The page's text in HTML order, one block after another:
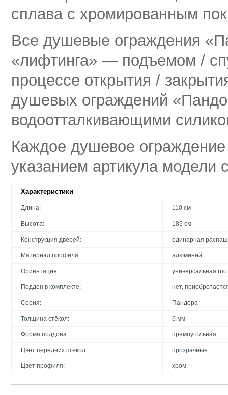
сплава с хромированным
Все душевые ограждения
«лифтинга» — подъемом /
процессе открытия /
душевых ограждений
водоотталкивающими
Каждое душевое
указанием артикула модели
Характеристики
Длина: 110 см
Высота: 185 см
Конструкция дверей: одинарная
Материал профиля: алюминий
Ориентация: универсальная (по
Поддон в комплекте: нет,
Серия: Пандора
Толщина стёкол: 6 мм
Форма поддона: прямоугольная
Цвет передних стёкол: прозрачные
Цвет профиля: хром